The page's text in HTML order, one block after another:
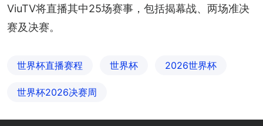
ViuTV将直播其中25场赛事，包括揭幕战、两场准决
赛及决赛。
世界杯直播赛程 世界杯 2026世界杯
世界杯2026决赛周